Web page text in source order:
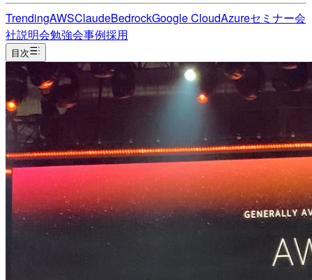
TrendingAWSClaudeBedrockGoogle CloudAzureセミナー会
社説明会勉強会事例採用
目次